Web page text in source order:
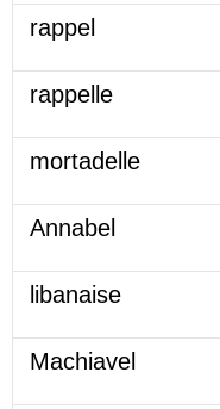
rappel
rappelle
mortadelle
Annabel
libanaise
Machiavel